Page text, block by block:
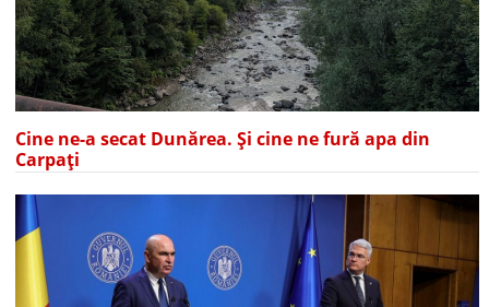
Cine ne-a secat Dunărea. Și cine ne fură apa din
Carpați